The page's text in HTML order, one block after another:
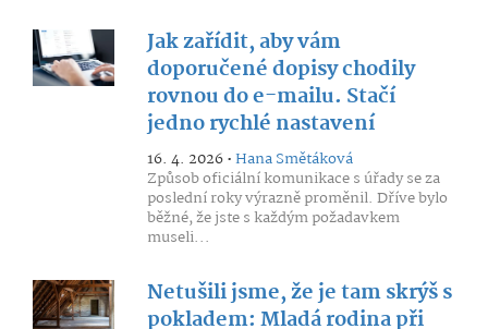
Jak zařídit, aby vám
doporučené dopisy chodily
rovnou do e-mailu. Stačí
jedno rychlé nastavení
16. 4. 2026 •Hana Smětáková
Způsob oficiální komunikace s úřady se za
poslední roky výrazně proměnil. Dříve bylo
běžné, že jste s každým požadavkem
museli...
Netušili jsme, že je tam skrýš s
pokladem: Mladá rodina při